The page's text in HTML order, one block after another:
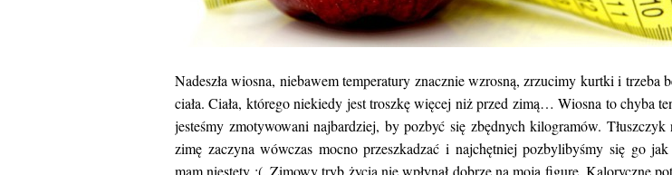
Nadeszła wiosna, niebawem temperatury znacznie wzrosną, zrzucimy kurtki i trzeba
ciała. Ciała, którego niekiedy jest troszkę więcej niż przed zimą… Wiosna to chyba
jesteśmy zmotywowani najbardziej, by pozbyć się zbędnych kilogramów. Tłuszczyk
zimę zaczyna wówczas mocno przeszkadzać i najchętniej pozbylibyśmy się go
mam niestety ;(. Zimowy tryb życia nie wpłynął dobrze na moją figurę. Kaloryczne